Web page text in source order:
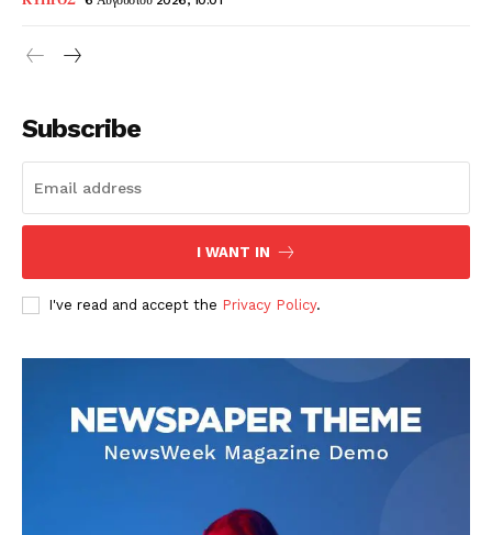
Subscribe
I WANT IN
I've read and accept the Privacy Policy.